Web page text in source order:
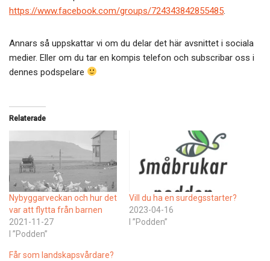
https://www.facebook.com/groups/724343842855485.
Annars så uppskattar vi om du delar det här avsnittet i sociala
medier. Eller om du tar en kompis telefon och subscribar oss i
dennes podspelare
Relaterade
Nybyggarveckan och hur det
var att flytta från barnen
2021-11-27
I ”Podden”
Vill du ha en surdegsstarter?
2023-04-16
I ”Podden”
Får som landskapsvårdare?